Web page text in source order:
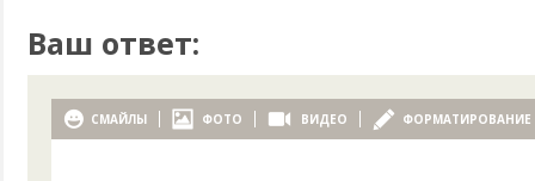
Ваш ответ:
СМАЙЛЫ ФОТО ВИДЕО ФОРМАТИРОВАНИЕ